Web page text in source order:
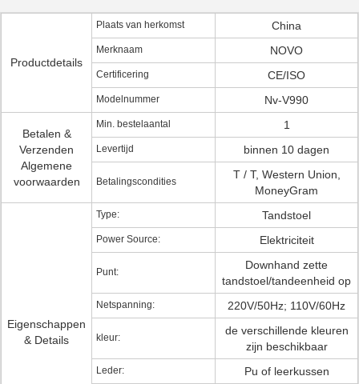
Productdetails
Plaats van herkomst China
Merknaam NOVO
Certificering CE/ISO
Modelnummer Nv-V990
Betalen &
Verzenden
Algemene
voorwaarden
Min. bestelaantal 1
Levertijd binnen 10 dagen
Betalingscondities
T / T, Western Union,
MoneyGram
Eigenschappen
& Details
Type: Tandstoel
Power Source: Elektriciteit
Punt:
Downhand zette
tandstoel/tandeenheid op
Netspanning: 220V/50Hz; 110V/60Hz
kleur:
de verschillende kleuren
zijn beschikbaar
Leder: Pu of leerkussen